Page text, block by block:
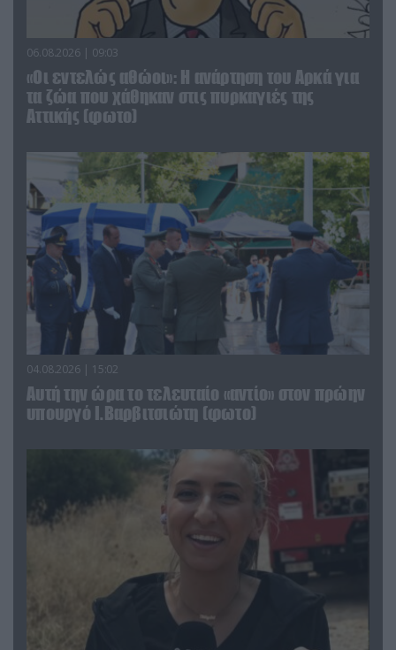
06.08.2026 | 09:03
«Οι εντελώς αθώοι»: Η ανάρτηση του Αρκά για
τα ζώα που χάθηκαν στις πυρκαγιές της
Αττικής (φωτο)
04.08.2026 | 15:02
Αυτή την ώρα το τελευταίο «αντίο» στον πρώην
υπουργό Ι.Βαρβιτσιώτη (φωτο)